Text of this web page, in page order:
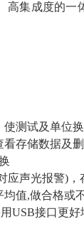
高集成度的
测试及单位
看存储数据及
应声光报警)
值,做合格或
USB接口更